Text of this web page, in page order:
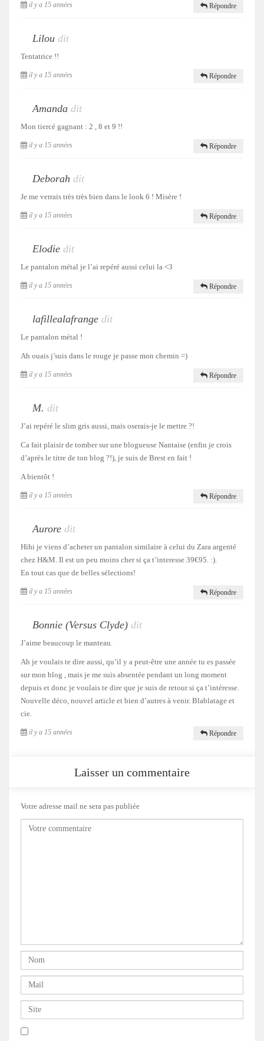
il y a 15 années Répondre
Lilou dit
Tentatrice !!
il y a 15 années Répondre
Amanda dit
Mon tiercé gagnant : 2 , 8 et 9 !!
il y a 15 années Répondre
Deborah dit
Je me verrais très très bien dans le look 6 ! Misère !
il y a 15 années Répondre
Elodie dit
Le pantalon métal je l’ai repéré aussi celui la <3
il y a 15 années Répondre
lafillealafrange dit
Le pantalon métal !
Ah ouais j’suis dans le rouge je passe mon chemin =)
il y a 15 années Répondre
M. dit
J’ai repéré le slim gris aussi, mais oserais-je le mettre ?!
Ca fait plaisir de tomber sur une blogueuse Nantaise (enfin je crois
d’après le titre de ton blog ?!), je suis de Brest en fait !
A bientôt !
il y a 15 années Répondre
Aurore dit
Hihi je viens d’acheter un pantalon similaire à celui du Zara argenté
chez H&M. Il est un peu moins cher si ça t’interesse 39€95. :).
En tout cas que de belles sélections!
il y a 15 années Répondre
Bonnie (Versus Clyde) dit
J’aime beaucoup le manteau.
Ah je voulais te dire aussi, qu’il y a peut-être une année tu es passée
sur mon blog , mais je me suis absentée pendant un long moment
depuis et donc je voulais te dire que je suis de retour si ça t’intéresse.
Nouvelle déco, nouvel article et bien d’autres à venir. Blablatage et
cie.
il y a 15 années Répondre
Laisser un commentaire
Votre adresse mail ne sera pas publiée